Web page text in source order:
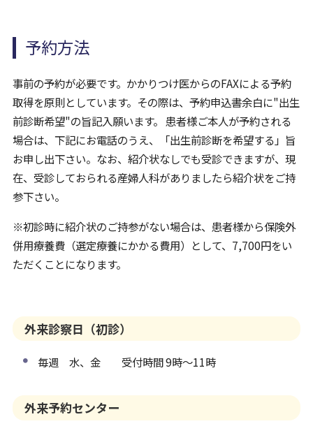
予約方法
事前の予約が必要です。かかりつけ医からのFAXによる予約
取得を原則としています。その際は、予約申込書余白に"出生
前診断希望"の旨記入願います。 患者様ご本人が予約される
場合は、下記にお電話のうえ、「出生前診断を希望する」旨
お申し出下さい。なお、紹介状なしでも受診できますが、現
在、受診しておられる産婦人科がありましたら紹介状をご持
参下さい。
※初診時に紹介状のご持参がない場合は、患者様から保険外
併用療養費（選定療養にかかる費用）として、7,700円をい
ただくことになります。
外来診察日（初診）
毎週 水、金 受付時間 9時～11時
外来予約センター